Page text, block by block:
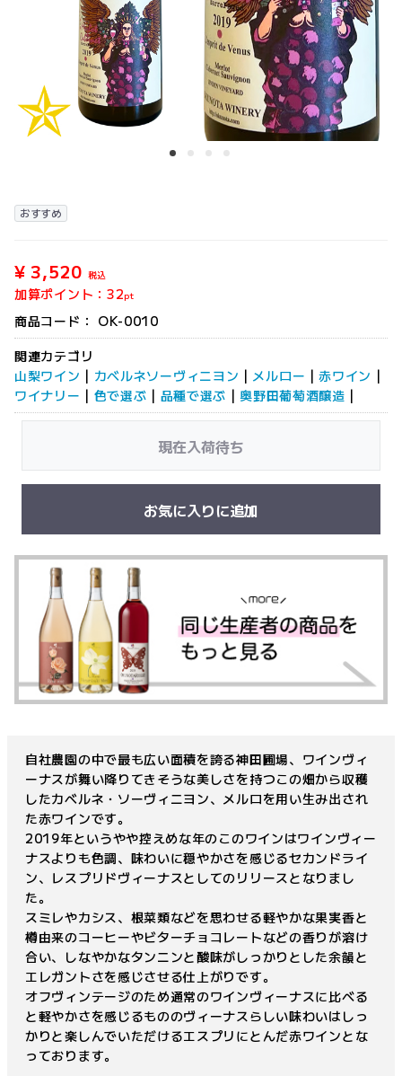
おすすめ
¥ 3,520 税込
加算ポイント： 32pt
商品コード： OK-0010
関連カテゴリ
山梨ワイン | カベルネソーヴィニヨン | メルロー |赤ワイン |
ワイナリー | 色で選ぶ | 品種で選ぶ |奥野田葡萄酒醸造 |
現在入荷待ち
お気に入りに追加
自社農園の中で最も広い面積を誇る神田圃場、ワインヴィ
ーナスが舞い降りてきそうな美しさを持つこの畑から収穫
したカベルネ・ソーヴィニヨン、メルロを用い生み出され
た赤ワインです。
2019年というやや控えめな年のこのワインはワインヴィー
ナスよりも色調、味わいに穏やかさを感じるセカンドライ
ン、レスプリドヴィーナスとしてのリリースとなりまし
た。
スミレやカシス、根菜類などを思わせる軽やかな果実香と
樽由来のコーヒーやビターチョコレートなどの香りが溶け
合い、しなやかなタンニンと酸味がしっかりとした余韻と
エレガントさを感じさせる仕上がりです。
オフヴィンテージのため通常のワインヴィーナスに比べる
と軽やかさを感じるもののヴィーナスらしい味わいはしっ
かりと楽しんでいただけるエスプリにとんだ赤ワインとな
っております。